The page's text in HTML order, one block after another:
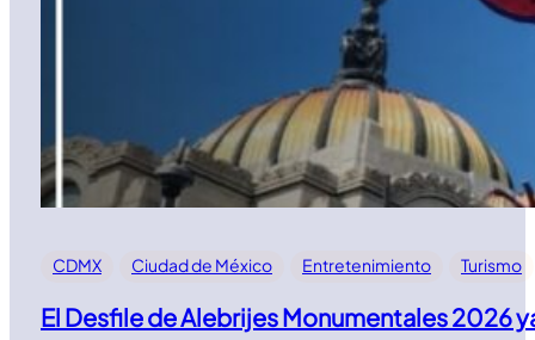
CDMX Ciudad de México Entretenimiento Turismo
El Desfile de Alebrijes Monumentales 2026